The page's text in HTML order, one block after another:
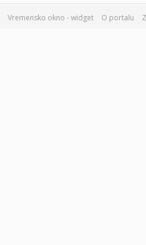
Vremensko okno - widget O portalu